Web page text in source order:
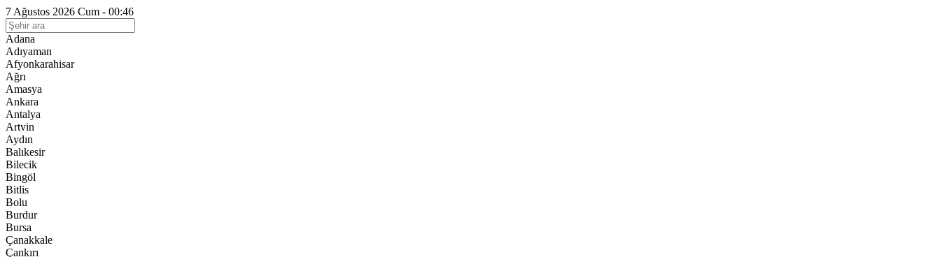
7 Ağustos 2026 Cum - 00:46
Adana
Adıyaman
Afyonkarahisar
Ağrı
Amasya
Ankara
Antalya
Artvin
Aydın
Balıkesir
Bilecik
Bingöl
Bitlis
Bolu
Burdur
Bursa
Çanakkale
Çankırı